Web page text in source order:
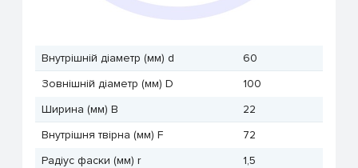
Внутрішній діаметр (мм) d
60
Зовнішній діаметр (мм) D
100
Ширина (мм) B
22
Внутрішня твірна (мм) F
72
Радіус фаски (мм) r
1,5